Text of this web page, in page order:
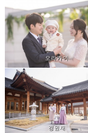
오라카이
경원재